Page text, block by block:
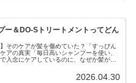
ー＆DO-Sトリートメントってどん
】そのケアが髪を傷めていた？「すっぴん
アの真実「毎日高いシャンプーを使い、
入念にケアしているのに、なぜか髪がパ
2026.04.30